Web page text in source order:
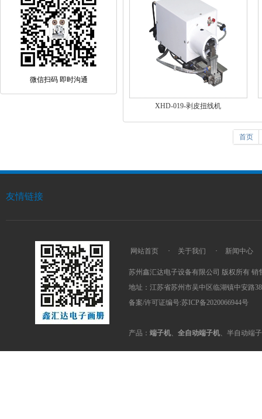
微信扫码 即时沟通
XHD-019-剥皮扭线机
首页
友情链接
网站首页 · 关于我们 · 新闻中心
苏州鑫汇达电子设备有限公司 版权所有 销
地址：江苏省苏州市吴中区临湖镇中安路
备案/许可证编号:苏ICP备2020066944号
产品： 端子机、 全自动端子机、半自动端